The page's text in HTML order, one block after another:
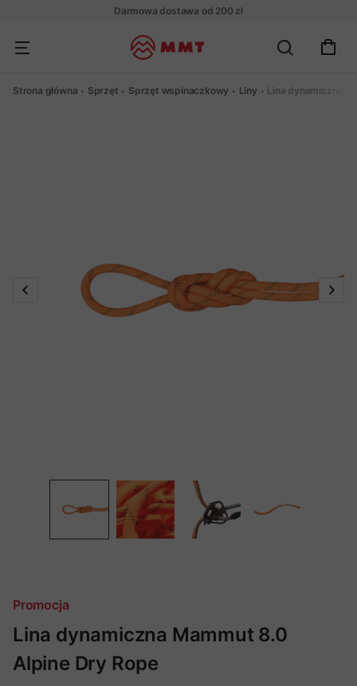
Darmowa dostawa od 200 zł
Strona główna Sprzęt Sprzęt wspinaczkowy Liny Lina dynamiczna
Promocja
Lina dynamiczna Mammut 8.0
Alpine Dry Rope